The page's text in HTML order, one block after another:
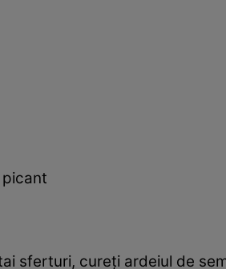
sferturi, cureţi ardeiul de